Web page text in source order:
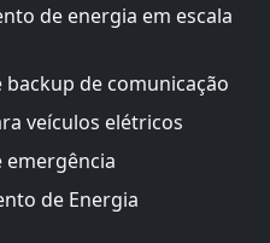
de energia em escala
de comunicação
veículos elétricos
emergência
de Energia